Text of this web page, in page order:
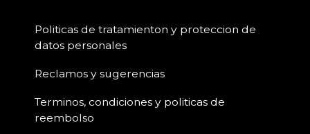
Politicas de tratamienton y proteccion de
datos personales
Reclamos y sugerencias
Terminos, condiciones y politicas de
reembolso